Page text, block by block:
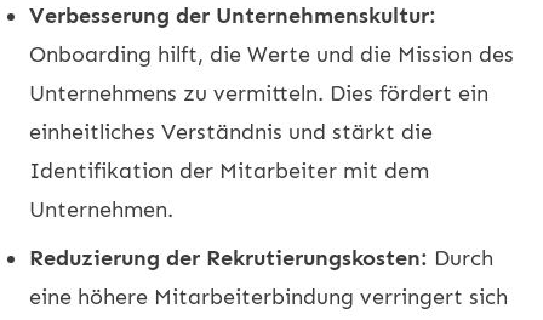
Verbesserung der Unternehmenskultur:
Onboarding hilft, die Werte und die Mission des
Unternehmens zu vermitteln. Dies fördert ein
einheitliches Verständnis und stärkt die
Identifikation der Mitarbeiter mit dem
Unternehmen.
Reduzierung der Rekrutierungskosten: Durch
eine höhere Mitarbeiterbindung verringert sich